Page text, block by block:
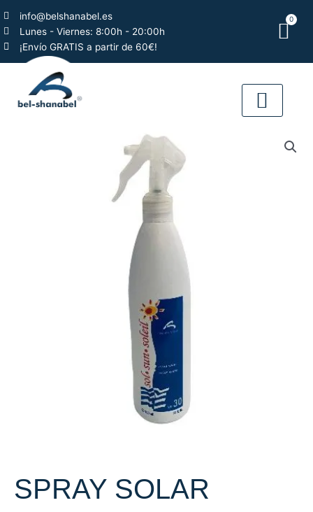
al
contenido
info@belshanabel.es
Lunes - Viernes: 8:00h - 20:00h
¡Envío GRATIS a partir de 60€!
0
SPRAY SOLAR